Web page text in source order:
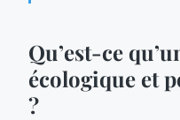
Qu’est-ce
écologique et
?